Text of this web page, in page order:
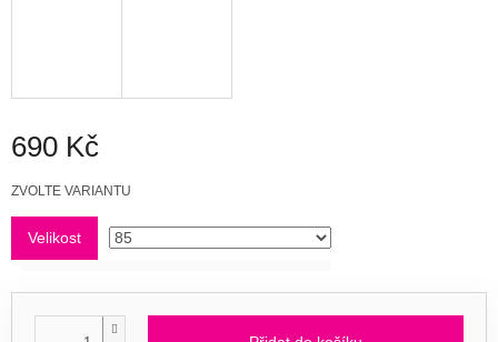
690 Kč
Měrná
ZVOLTE VARIANTU
Velikost